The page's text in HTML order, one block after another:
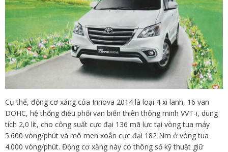
Cụ thể, động cơ xăng của Innova 2014 là loại 4 xi lanh, 16 van
DOHC, hệ thống điều phối van biến thiên thông minh VVT-i, dung
tích 2,0 lít, cho công suất cực đại 136 mã lực tại vòng tua máy
5.600 vòng/phút và mô men xoắn cực đại 182 Nm ở vòng tua
4.000 vòng/phút. Động cơ xăng này có thông số kỹ thuật giữ